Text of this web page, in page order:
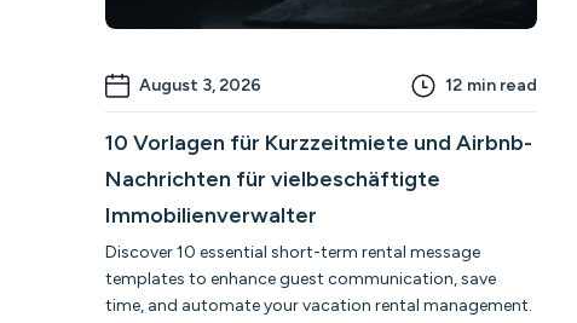
August 3, 2026 12 min read
10 Vorlagen für Kurzzeitmiete und Airbnb-
Nachrichten für vielbeschäftigte
Immobilienverwalter
Discover 10 essential short-term rental message
templates to enhance guest communication, save
time, and automate your vacation rental management.